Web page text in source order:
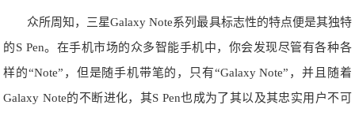
众所周知，三星Galaxy Note系列最具标志性的特点便是其独特
的S Pen。在手机市场的众多智能手机中，你会发现尽管有各种各
样的“Note”，但是随手机带笔的，只有“Galaxy Note”，并且随着
Galaxy Note的不断进化，其S Pen也成为了其以及其忠实用户不可